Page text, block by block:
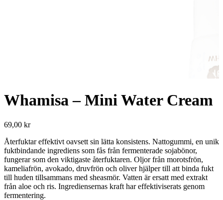
Whamisa – Mini Water Cream
69,00 kr
Återfuktar effektivt oavsett sin lätta konsistens. Nattogummi, en unik
fuktbindande ingrediens som fås från fermenterade sojabönor,
fungerar som den viktigaste återfuktaren. Oljor från morotsfrön,
kameliafrön, avokado, druvfrön och oliver hjälper till att binda fukt
till huden tillsammans med sheasmör. Vatten är ersatt med extrakt
från aloe och ris. Ingrediensernas kraft har effektiviserats genom
fermentering.